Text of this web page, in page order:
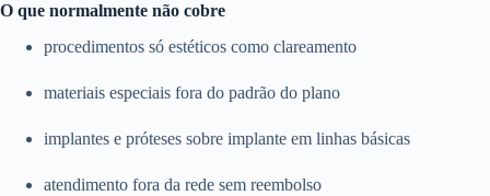
O que normalmente não cobre
procedimentos só estéticos como clareamento
materiais especiais fora do padrão do plano
implantes e próteses sobre implante em linhas básicas
atendimento fora da rede sem reembolso